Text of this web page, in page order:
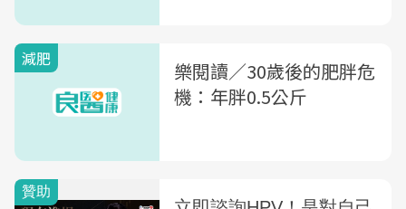
減肥
樂閱讀／30歲後的肥胖危
機：年胖0.5公斤